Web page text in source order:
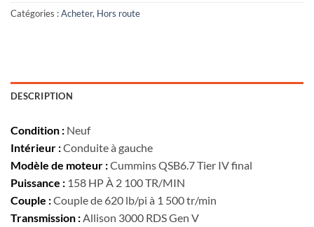
Catégories :Acheter, Hors route
DESCRIPTION
Condition : Neuf
Intérieur :Conduite à gauche
Modèle de moteur :Cummins QSB6.7 Tier IV final
Puissance : 158 HP À 2 100 TR/MIN
Couple :Couple de 620 lb/pi à 1 500 tr/min
Transmission : Allison 3000 RDS Gen V